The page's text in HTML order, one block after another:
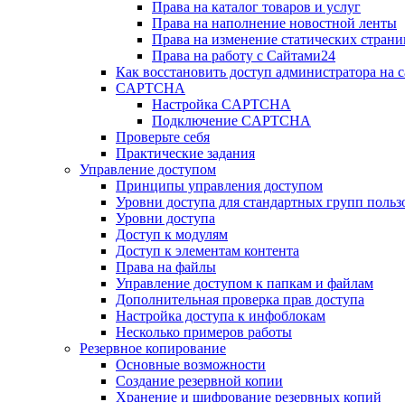
Права на каталог товаров и услуг
Права на наполнение новостной ленты
Права на изменение статических
Права на работу с Сайтами24
Как восстановить доступ администратора на
CAPTCHA
Настройка CAPTCHA
Подключение CAPTCHA
Проверьте себя
Практические задания
Управление доступом
Принципы управления доступом
Уровни доступа для стандартных групп
Уровни доступа
Доступ к модулям
Доступ к элементам контента
Права на файлы
Управление доступом к папкам и файлам
Дополнительная проверка прав доступа
Настройка доступа к инфоблокам
Несколько примеров работы
Резервное копирование
Основные возможности
Создание резервной копии
Хранение и шифрование резервных копий